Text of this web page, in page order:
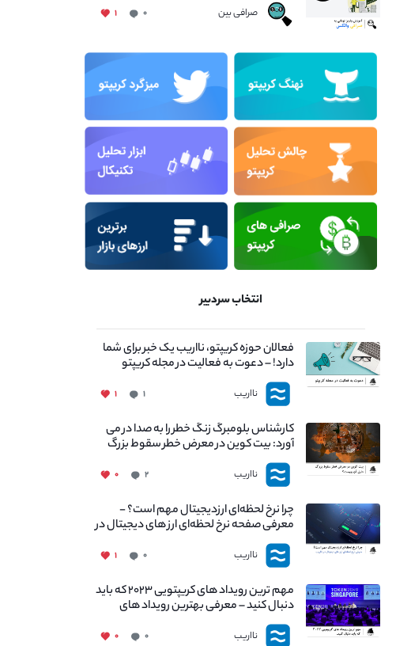
صرافی بین ۰ ۱
انتخاب سردبیر
فعالان حوزه کریپتو، نااریب یک خبر برای شما
دارد! – دعوت به فعالیت در مجله کریپتو
نااریب ۱ ۱
کارشناس بلومبرگ زنگ خطر را به صدا در می
آورد: بیت کوین در معرض خطر سقوط بزرگ
است - دلیل آن چیست؟
نااریب ۲ ۰
چرا نرخ لحظه‌ای ارزدیجیتال مهم است؟ -
معرفی صفحه نرخ لحظه‌ای ارز های دیجیتال در
نااریب
نااریب ۰ ۱
مهم ترین رویداد های کریپتویی ۲۰۲۳ که باید
دنبال کنید – معرفی بهترین رویداد های
جهانی
نااریب ۰ ۰